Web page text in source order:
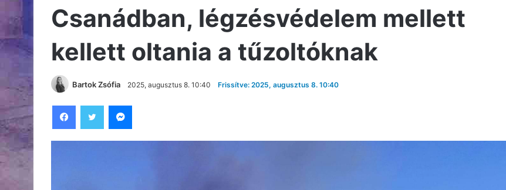
Csanádban, légzésvédelem mellett
kellett oltania a tűzoltóknak
Bartok Zsófia 2025, augusztus 8. 10:40 Frissítve: 2025, augusztus 8. 10:40